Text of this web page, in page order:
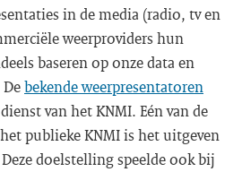
in de media (radio, tv en
weerproviders hun
baseren op onze data en
bekende weerpresentatoren
van het KNMI. Eén van de
publieke KNMI is het uitgeven
doelstelling speelde ook bij